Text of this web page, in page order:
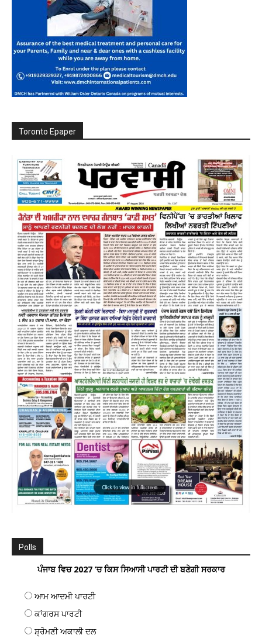
Toronto Epaper
Polls
ਪੰਜਾਬ ਵਿਚ 2027 ’ਚ ਕਿਸ ਸਿਆਸੀ ਪਾਰਟੀ ਦੀ ਬਣੇਗੀ ਸਰਕਾਰ
ਆਮ ਆਦਮੀ ਪਾਰਟੀ
ਕਾਂਗਰਸ ਪਾਰਟੀ
ਸ਼੍ਰੋਮਣੀ ਅਕਾਲੀ ਦਲ